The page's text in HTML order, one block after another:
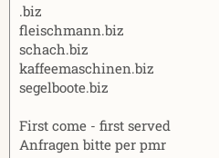
.biz
fleischmann.biz
schach.biz
kaffeemaschinen.biz
segelboote.biz
First come - first served
Anfragen bitte per pmr